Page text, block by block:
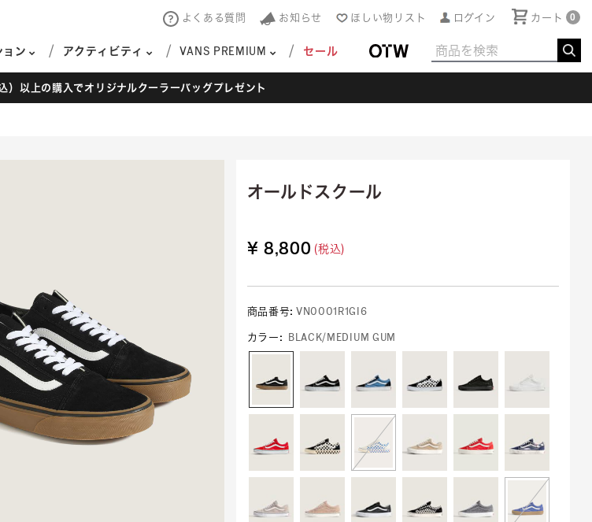
カート 0
よくある質問 お知らせ ほしい物リスト ログイン
ョン アクティビティ VANS PREMIUM セール
）以上の購入でオリジナルクーラーバッグプレゼント
オールドスクール
¥ 8,800 (税込)
商品番号: VN0001R1GI6
カラー: BLACK/MEDIUM GUM